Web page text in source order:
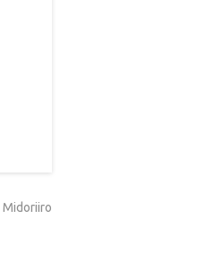
Midoriiro